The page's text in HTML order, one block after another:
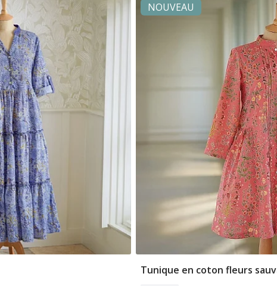
Tailles
NOUVEAU
Sélectionner
Tunique en coton fleurs